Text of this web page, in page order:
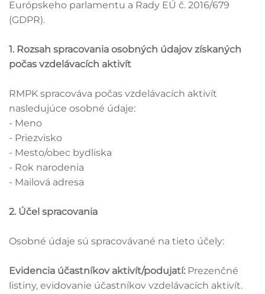
Európskeho parlamentu a Rady EÚ č. 2016/679
(GDPR).
1. Rozsah spracovania osobných údajov získaných
počas vzdelávacích aktivít
RMPK spracováva počas vzdelávacích aktivít
nasledujúce osobné údaje:
- Meno
- Priezvisko
- Mesto/obec bydliska
- Rok narodenia
- Mailová adresa
2. Účel spracovania
Osobné údaje sú spracovávané na tieto účely:
Evidencia účastníkov aktivít/podujatí: Prezenčné
listiny, evidovanie účastníkov vzdelávacích aktivít.